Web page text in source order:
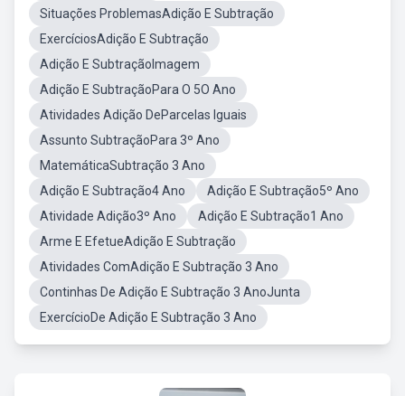
Situações ProblemasAdição E Subtração
ExercíciosAdição E Subtração
Adição E SubtraçãoImagem
Adição E SubtraçãoPara O 5O Ano
Atividades Adição DeParcelas Iguais
Assunto SubtraçãoPara 3º Ano
MatemáticaSubtração 3 Ano
Adição E Subtração4 Ano
Adição E Subtração5º Ano
Atividade Adição3º Ano
Adição E Subtração1 Ano
Arme E EfetueAdição E Subtração
Atividades ComAdição E Subtração 3 Ano
Continhas De Adição E Subtração 3 AnoJunta
ExercícioDe Adição E Subtração 3 Ano